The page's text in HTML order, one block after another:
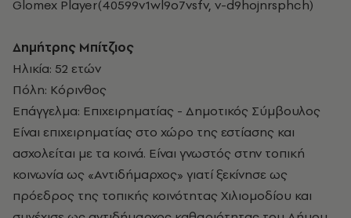
Glomex Player(40599v1wl9o7vsfv, v-d9hojnrsphch)
Δημήτρης Μπίτζιος
Ηλικία: 52 ετών
Πόλη: Κόρινθος
Επάγγελμα: Επιχειρηματίας - Δημοτικός Σύμβουλος
Είναι επιχειρηματίας στο χώρο της εστίασης και
ασχολείται με τα κοινά. Είναι γνωστός στην τοπική
κοινωνία ως «Αντιδήμαρχος» γιατί ξεκίνησε ως
πρόεδρος της τοπικής κοινότητας Χιλιομοδίου και